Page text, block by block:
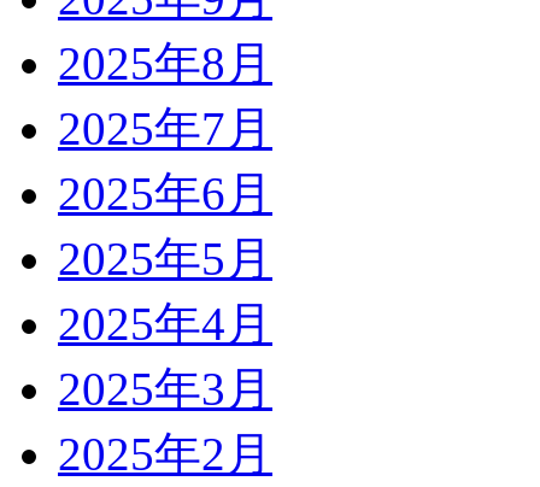
2025年8月
2025年7月
2025年6月
2025年5月
2025年4月
2025年3月
2025年2月